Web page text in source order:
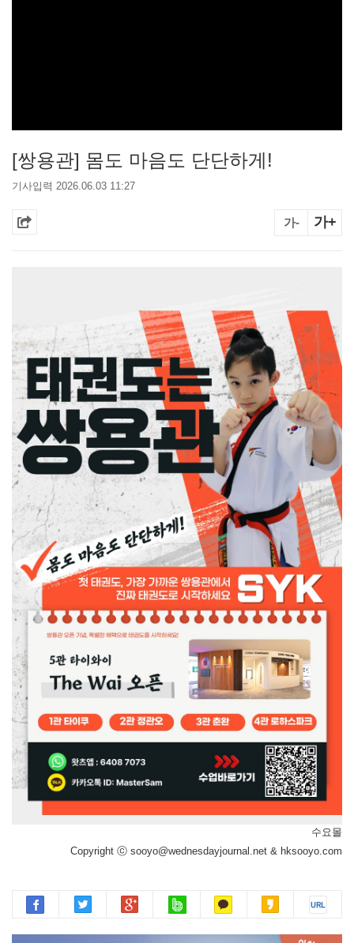
[쌍용관] 몸도 마음도 단단하게!
기사입력 2026.06.03 11:27
가- 가+
수요몰
Copyright ⓒ sooyo@wednesdayjournal.net & hksooyo.com